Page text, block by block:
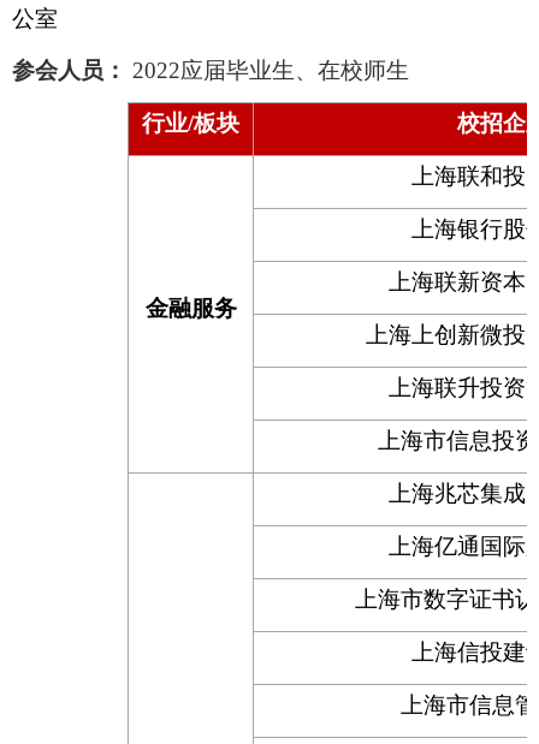
公室
参会人员： 2022应届毕业生、在校师生
行业/板块 校招企
金融服务
上海联和投
上海银行股
上海联新资本
上海上创新微投
上海联升投资
上海市信息投
上海兆芯集成
上海亿通国际
上海市数字证书
上海信投建
上海市信息